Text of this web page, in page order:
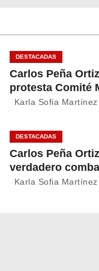
DESTACADAS
Carlos Peña
protesta Comité
del Partido
Karla Sofia Martínez
DESTACADAS
Carlos Peña
verdadero
la vida”:
Karla Sofia Martínez